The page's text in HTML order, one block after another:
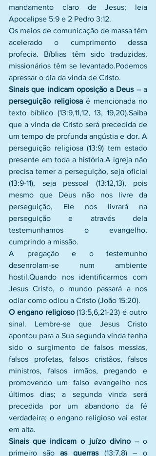
mandamento claro de Jesus; leia
Apocalipse 5:9 e 2 Pedro 3:12.
Os meios de comunicação de massa têm
acelerado o cumprimento dessa
profecia. Bíblias têm sido traduzidas,
missionários têm se levantado.Podemos
apressar o dia da vinda de Cristo.
Sinais que indicam oposição a Deus
perseguição religiosa é mencionada no
texto bíblico (13:9,11,12, 13, 19,20).Saiba
que a vinda de Cristo será precedida de
um tempo de profunda angústia e dor. A
perseguição religiosa (13:9) tem estado
presente em toda a história.A igreja não
precisa temer a perseguição, seja oficial
(13:9-11), seja pessoal (13:12,13), pois
mesmo que Deus não nos livre da
perseguição, Ele nos livrará na
perseguição e através dela
testemunhamos o evangelho,
cumprindo a missão.
A pregação e o testemunho
desenrolam-se num ambiente
hostil.Quando nos identificarmos com
Jesus Cristo, o mundo passará a nos
odiar como odiou a Cristo (João 15:20).
O engano religioso (13:5,6,21-23) é outro
sinal. Lembre-se que Jesus Cristo
apontou para a Sua segunda vinda tenha
sido o surgimento de falsos messias,
falsos profetas, falsos cristãos, falsos
ministros, falsos irmãos, pregando e
promovendo um falso evangelho nos
últimos dias; a segunda vinda será
precedida por um abandono da fé
verdadeira; o engano religioso vai estar
em alta.
Sinais que indicam o juízo divino – o
primeiro são as guerras (13:7,8) – o